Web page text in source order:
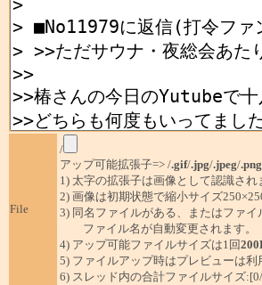
File
/
アップ可能拡張子=> /.gif/.jpg/.jpeg/.png
1) 太字の拡張子は画像として認識され
2) 画像は初期状態で縮小サイズ
3) 同名ファイルがある、またはファイ
ファイル名が自動変更されます。
4) アップ可能ファイルサイズは1回
5) ファイルアップ時はプレビューは利
6) スレッド内の合計ファイルサイズ